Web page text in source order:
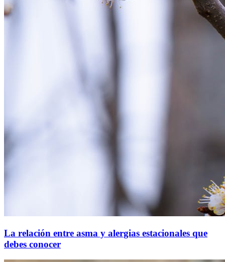
La relación entre asma y alergias estacionales que
debes conocer